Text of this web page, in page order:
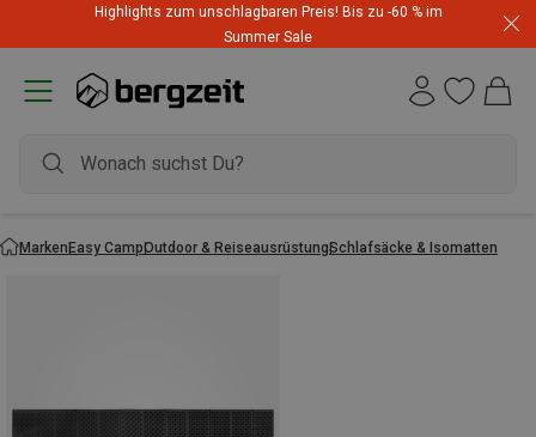
Highlights zum unschlagbaren Preis! Bis zu -60 % im
Summer Sale
MarkenEasy CampOutdoor & ReiseausrüstungSchlafsäcke & Isomatten